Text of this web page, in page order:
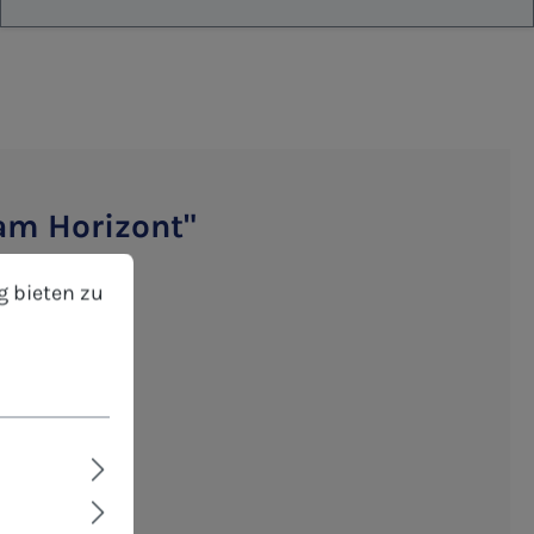
Horizont"
-
zu können.
bieten zu